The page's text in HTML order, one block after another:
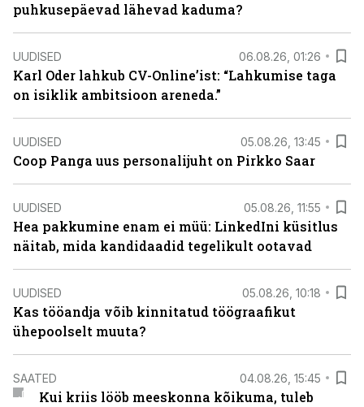
puhkusepäevad lähevad kaduma?
UUDISED 06.08.26, 01:26
Karl Oder lahkub CV-Online’ist: “Lahkumise taga
on isiklik ambitsioon areneda.”
UUDISED 05.08.26, 13:45
Coop Panga uus personalijuht on Pirkko Saar
UUDISED 05.08.26, 11:55
Hea pakkumine enam ei müü: LinkedIni küsitlus
näitab, mida kandidaadid tegelikult ootavad
UUDISED 05.08.26, 10:18
Kas tööandja võib kinnitatud töögraafikut
ühepoolselt muuta?
SAATED 04.08.26, 15:45
Kui kriis lööb meeskonna kõikuma, tuleb